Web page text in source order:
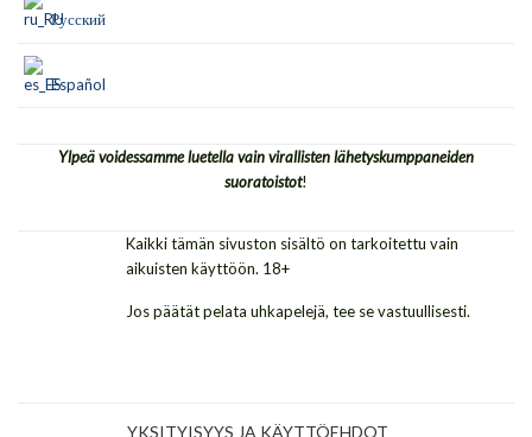
Русский
Español
Ylpeä voidessamme luetella vain virallisten lähetyskumppaneiden
suoratoistot!
Kaikki tämän sivuston sisältö on tarkoitettu vain
aikuisten käyttöön. 18+
Jos päätät pelata uhkapelejä, tee se vastuullisesti.
YKSITYISYYS JA KÄYTTÖEHDOT